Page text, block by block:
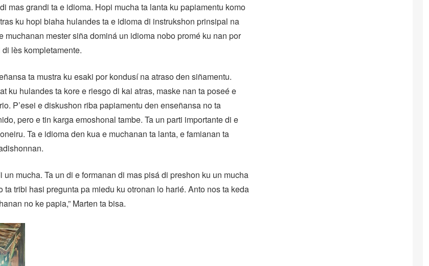
mas grandi ta e idioma. Hopi mucha ta lanta ku papiamentu komo
ku hopi biaha hulandes ta e idioma di instrukshon prinsipal na
muchanan mester siña dominá un idioma nobo promé ku nan por
lès kompletamente.
ta mustra ku esaki por kondusí na atraso den siñamentu.
ku hulandes ta kore e riesgo di kai atras, maske nan ta poseé e
P’esei e diskushon riba papiamentu den enseñansa no ta
pero e tin karga emoshonal tambe. Ta un parti importante di e
Ta e idioma den kua e muchanan ta lanta, e famianan ta
un mucha. Ta un di e formanan di mas pisá di preshon ku un mucha
ta tribi hasi pregunta pa miedu ku otronan lo harié. Anto nos ta keda
no ke papia,” Marten ta bisa.